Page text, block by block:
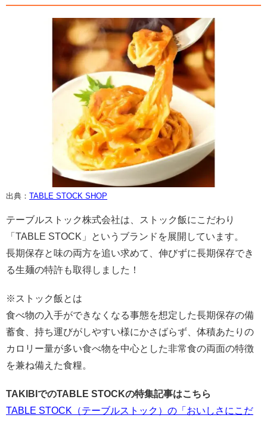
出典： TABLE STOCK SHOP
テーブルストック株式会社は、ストック飯にこだわり
「TABLE STOCK」というブランドを展開しています。
長期保存と味の両方を追い求めて、伸びずに長期保存でき
る生麺の特許も取得しました！
※ストック飯とは
食べ物の入手ができなくなる事態を想定した長期保存の備
蓄食、持ち運びがしやすい様にかさばらず、体積あたりの
カロリー量が多い食べ物を中心とした非常食の両面の特徴
を兼ね備えた食糧。
TAKIBIでのTABLE STOCKの特集記事はこちら
TABLE STOCK（テーブルストック）の「おいしさにこだ